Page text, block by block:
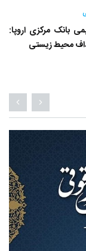
بانک مرکزی اروپا:
محیط زیستی